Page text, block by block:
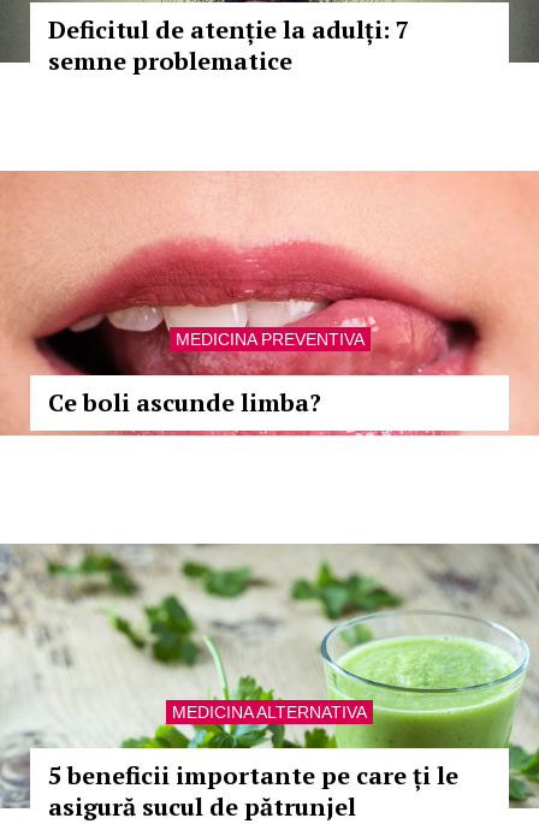
Deficitul de atenție la adulți: 7
semne problematice
MEDICINA PREVENTIVA
Ce boli ascunde limba?
MEDICINA ALTERNATIVA
5 beneficii importante pe care ți le
asigură sucul de pătrunjel